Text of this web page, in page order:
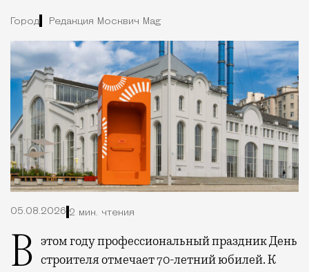
Город Редакция Москвич Mag
05.08.2026 2 мин. чтения
В этом году профессиональный праздник День строителя отмечает 70-летний юбилей. К